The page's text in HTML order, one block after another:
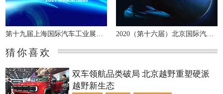
2020（第十六届）北京国际汽车展览会
猜你喜欢
双车领航品类破局 北京越野重塑硬派
越野新生态